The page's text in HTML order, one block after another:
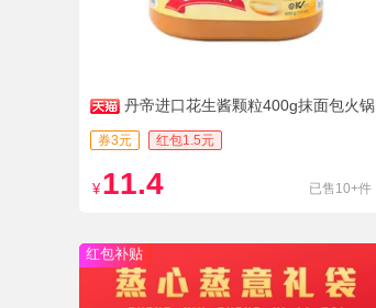
丹帝进口花生酱颗粒400g抹面包火锅
拌面
券3元 红包1.5元
¥ 11.4 已售10+件
红包补贴